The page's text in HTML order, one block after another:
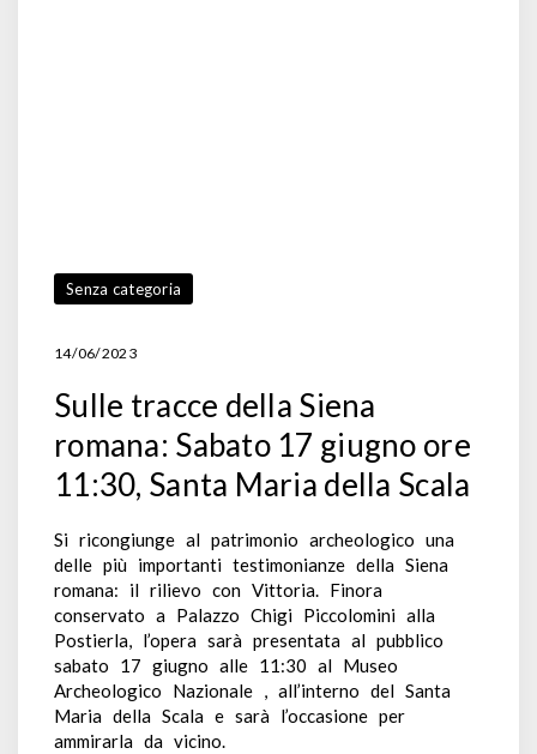
Senza categoria
14/06/2023
Sulle tracce della Siena
romana: Sabato 17 giugno ore
11:30, Santa Maria della Scala
Si ricongiunge al patrimonio archeologico una
delle più importanti testimonianze della Siena
romana: il rilievo con Vittoria. Finora
conservato a Palazzo Chigi Piccolomini alla
Postierla, l’opera sarà presentata al pubblico
sabato 17 giugno alle 11:30 al Museo
Archeologico Nazionale , all’interno del Santa
Maria della Scala e sarà l’occasione per
ammirarla da vicino.